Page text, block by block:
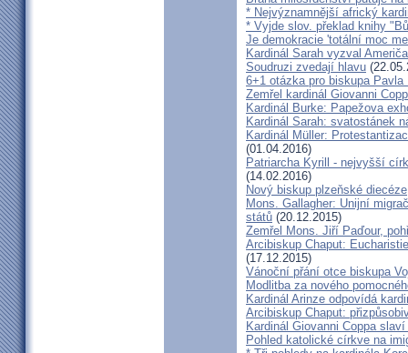
* Nejvýznamnější africký
* Vyjde slov. překlad knihy
Je demokracie 'totální moc
Kardinál Sarah vyzval
Soudruzi zvedají hlavu
6+1 otázka pro biskupa Pavla
Zemřel kardinál Giovanni
Kardinál Burke: Papežova
Kardinál Sarah: svatostánek
Kardinál Müller:
(01.04.2016)
Patriarcha Kyrill - nejvyšší
(14.02.2016)
Nový biskup plzeňské diecéze
Mons. Gallagher: Unijní
států (20.12.2015)
Zemřel Mons. Jiří Paďour,
Arcibiskup Chaput:
(17.12.2015)
Vánoční přání otce biskupa
Modlitba za nového
Kardinál Arinze odpovídá
Arcibiskup Chaput:
Kardinál Giovanni Coppa
Pohled katolické církve na